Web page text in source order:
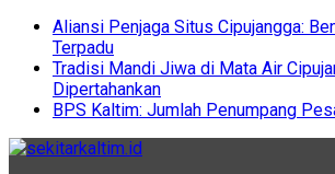
Aliansi Penjaga Situs Cipujangga:
Terpadu
Tradisi Mandi Jiwa di Mata Air
Dipertahankan
BPS Kaltim: Jumlah Penumpang